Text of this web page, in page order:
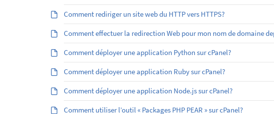
Comment rediriger un site web du HTTP vers HTTPS?
Comment effectuer la redirection Web pour mon nom de domaine
Comment déployer une application Python sur cPanel?
Comment déployer une application Ruby sur cPanel?
Comment déployer une application Node.js sur cPanel?
Comment utiliser l’outil « Packages PHP PEAR » sur cPanel?